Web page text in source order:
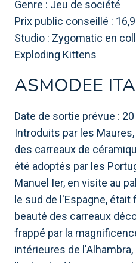
Genre : Jeu de société
Prix ​​public conseillé :
Studio : Zygomatic en
Exploding Kittens
ASMODEE
Date de sortie prévue :
Introduits par les
des carreaux de
été adoptés par les
Manuel Ier, en visite au
le sud de l'Espagne,
beauté des carreaux
frappé par la
intérieures de